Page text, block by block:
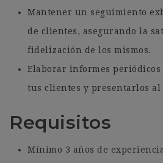
Mantener un seguimiento
de clientes, asegurando la
fidelización de los mismos.
Elaborar informes
tus clientes y presentarlos
Requisitos
Mínimo 3 años de